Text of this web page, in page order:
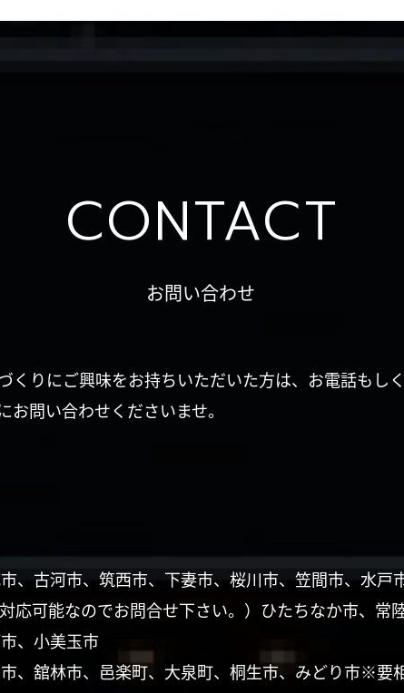
CONTACT
お問い合わせ
くりにご興味をお持ちいただいた方は、お電話もし
お問い合わせくださいませ。
、古河市、筑西市、下妻市、桜川市、笠間市、水
応可能なのでお問合せ下さい。）ひたちなか市、常
、小美玉市
、舘林市、邑楽町、大泉町、桐生市、みどり市※要